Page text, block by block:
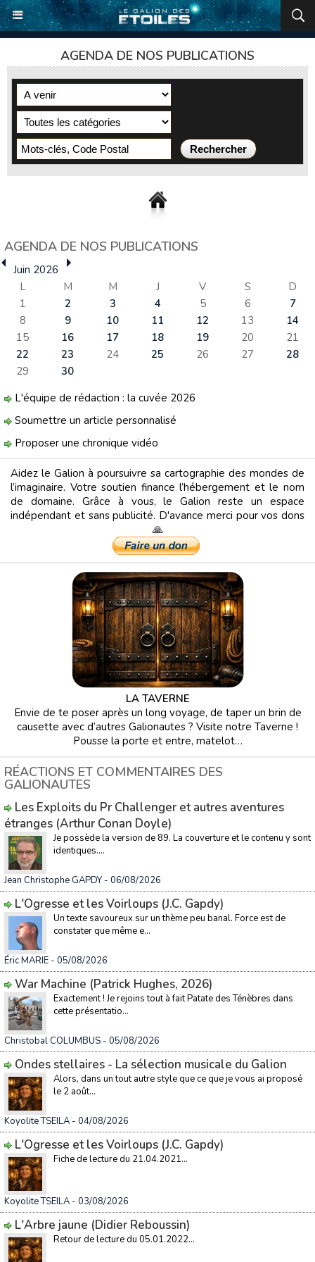
AGENDA DE NOS PUBLICATIONS
AGENDA DE NOS PUBLICATIONS
Juin 2026
L
M M J V S
D
1
2 3 4 5 6
7
8
9 10 11 12 13
14
15
16 17 18 19 20
21
22
23 24 25 26 27
28
29
30
L'équipe de rédaction : la cuvée 2026
Soumettre un article personnalisé
Proposer une chronique vidéo
Aidez le Galion à poursuivre sa cartographie des mondes de
l’imaginaire. Votre soutien finance l’hébergement et le nom
de domaine. Grâce à vous, le Galion reste un espace
indépendant et sans publicité. D'avance merci pour vos dons
🙏
LA TAVERNE
Envie de te poser après un long voyage, de taper un brin de
causette avec d’autres Galionautes ? Visite notre Taverne !
Pousse la porte et entre, matelot…
RÉACTIONS ET COMMENTAIRES DES
GALIONAUTES
Les Exploits du Pr Challenger et autres aventures
étranges (Arthur Conan Doyle)
Je possède la version de 89. La couverture et le contenu y sont
identiques....
Jean Christophe GAPDY - 06/08/2026
L'Ogresse et les Voirloups (J.C. Gapdy)
Un texte savoureux sur un thème peu banal. Force est de
constater que même e...
Éric MARIE - 05/08/2026
War Machine (Patrick Hughes, 2026)
Exactement ! Je rejoins tout à fait Patate des Ténèbres dans
cette présentatio...
Christobal COLUMBUS - 05/08/2026
Ondes stellaires - La sélection musicale du Galion
Alors, dans un tout autre style que ce que je vous ai proposé
le 2 août...
Koyolite TSEILA - 04/08/2026
L'Ogresse et les Voirloups (J.C. Gapdy)
Fiche de lecture du 21.04.2021...
Koyolite TSEILA - 03/08/2026
L'Arbre jaune (Didier Reboussin)
Retour de lecture du 05.01.2022...